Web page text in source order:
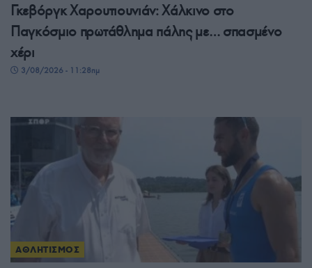
Γκεβόργκ Χαρουτιουνιάν: Χάλκινο στο
Παγκόσμιο πρωτάθλημα πάλης με… σπασμένο
χέρι
3/08/2026 - 11:28πμ
ΑΘΛΗΤΙΣΜΟΣ